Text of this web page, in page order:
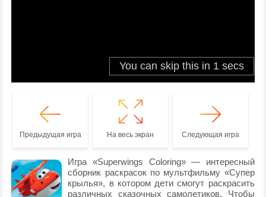
Предыдущая игра На весь экран Следующая игра
Игра «Superwings Coloring» — интересный
сборник раскрасок по мультфильму «Супер
крылья», в котором дети смогут раскрасить
различных сказочных самолетиков. Чтобы